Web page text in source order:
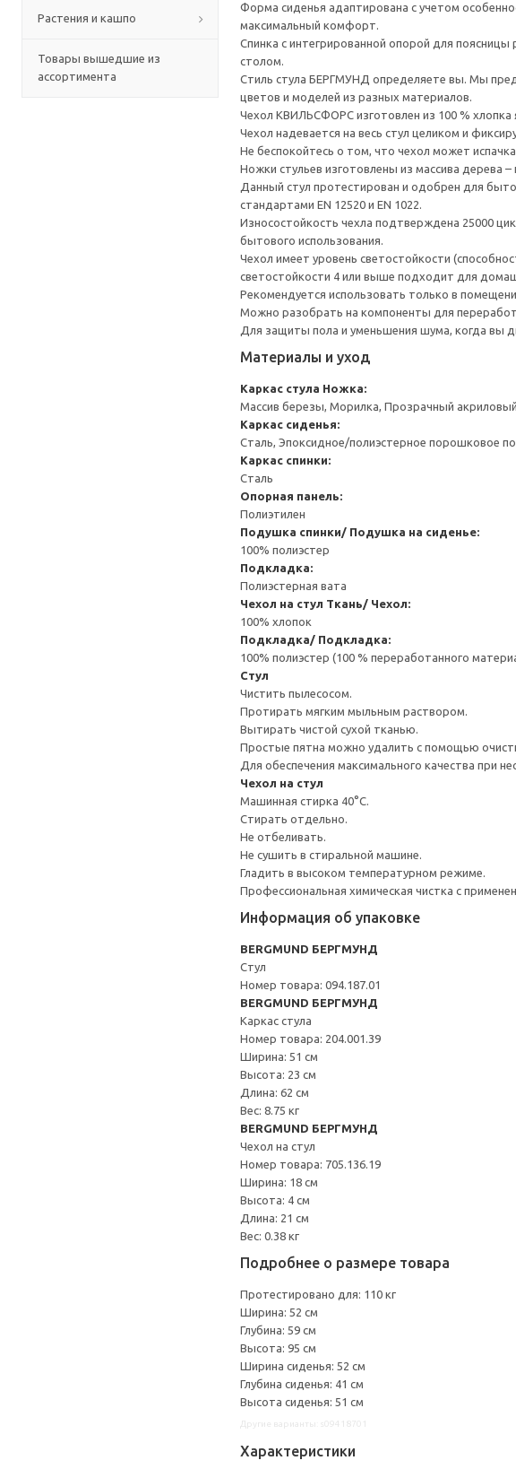
Растения и кашпо
Товары вышедшие из
ассортимента
Форма сиденья адаптирована с учетом
максимальный комфорт.
Спинка с интегрированной опорой для
столом.
Стиль стула БЕРГМУНД определяете вы. Мы
цветов и моделей из разных материалов.
Чехол КВИЛЬСФОРС изготовлен из 100 % хлопка
Чехол надевается на весь стул целиком и
Не беспокойтесь о том, что чехол может
Ножки стульев изготовлены из массива дерева
Данный стул протестирован и одобрен для
стандартами EN 12520 и EN 1022.
Износостойкость чехла подтверждена 25000
бытового использования.
Чехол имеет уровень светостойкости
светостойкости 4 или выше подходит для
Рекомендуется использовать только в
Можно разобрать на компоненты для
Для защиты пола и уменьшения шума, когда вы
Материалы и уход
Каркас стула Ножка:
Массив березы, Морилка, Прозрачный
Каркас сиденья:
Сталь, Эпоксидное/полиэстерное порошковое
Каркас спинки:
Сталь
Опорная панель:
Полиэтилен
Подушка спинки/ Подушка на сиденье:
100% полиэстер
Подкладка:
Полиэстерная вата
Чехол на стул Ткань/ Чехол:
100% хлопок
Подкладка/ Подкладка:
100% полиэстер (100 % переработанного
Стул
Чистить пылесосом.
Протирать мягким мыльным раствором.
Вытирать чистой сухой тканью.
Простые пятна можно удалить с помощью
Для обеспечения максимального качества при
Чехол на стул
Машинная стирка 40°С.
Стирать отдельно.
Не отбеливать.
Не сушить в стиральной машине.
Гладить в высоком температурном режиме.
Профессиональная химическая чистка с
Информация об упаковке
BERGMUND БЕРГМУНД
Стул
Номер товара: 094.187.01
BERGMUND БЕРГМУНД
Каркас стула
Номер товара: 204.001.39
Ширина: 51 см
Высота: 23 см
Длина: 62 см
Вес: 8.75 кг
BERGMUND БЕРГМУНД
Чехол на стул
Номер товара: 705.136.19
Ширина: 18 см
Высота: 4 см
Длина: 21 см
Вес: 0.38 кг
Подробнее о размере товара
Протестировано для: 110 кг
Ширина: 52 см
Глубина: 59 см
Высота: 95 см
Ширина сиденья: 52 см
Глубина сиденья: 41 см
Высота сиденья: 51 см
Характеристики